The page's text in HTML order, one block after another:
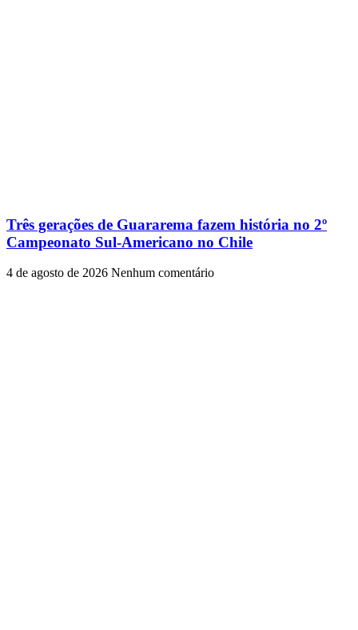
Três gerações de Guararema fazem história no 2º
Campeonato Sul-Americano no Chile
4 de agosto de 2026 Nenhum comentário